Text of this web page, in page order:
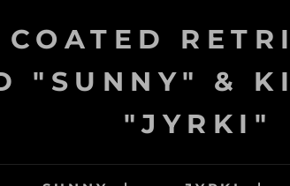
"SUNNY" &
"JYRKI"